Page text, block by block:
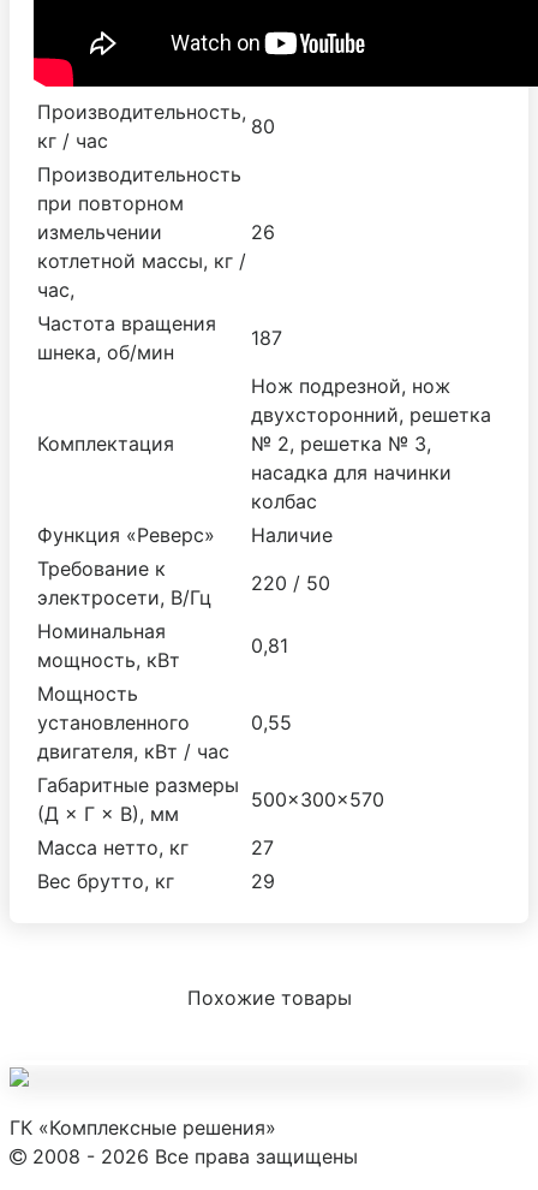
Производительность,
кг / час
80
Производительность
при повторном
измельчении
котлетной массы, кг /
час,
26
Частота вращения
шнека, об/мин
187
Комплектация
Нож подрезной, нож
двухсторонний, решетка
№ 2, решетка № 3,
насадка для начинки
колбас
Функция «Реверс»
Наличие
Требование к
электросети, В/Гц
220 / 50
Номинальная
мощность, кВт
0,81
Мощность
установленного
двигателя, кВт / час
0,55
Габаритные размеры
(Д × Г × В), мм
500×300×570
Масса нетто, кг
27
Вес брутто, кг
29
Похожие товары
ГК «Комплексные решения»
2008 - 2026 Все права защищены